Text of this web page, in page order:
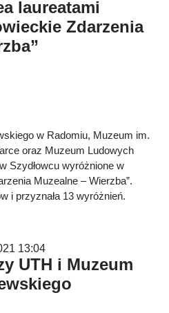
laureatami
Zdarzenia
w Radomiu, Muzeum im.
oraz Muzeum Ludowych
Szydłowcu wyróżnione w
Muzealne – Wierzba”.
i przyznała 13 wyróżnień.
13:04
UTH i Muzeum